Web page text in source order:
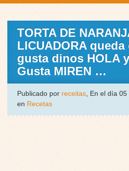
TORTA DE
LICUADORA
gusta dinos HOLA
Gusta MIREN …
Publicado por receitas, En el día
en Recetas